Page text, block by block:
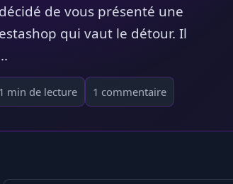
de vous présenté une
qui vaut le détour. Il
1 min de lecture 1 commentaire